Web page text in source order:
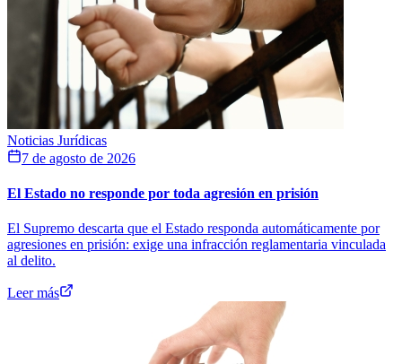
Noticias Jurídicas
7 de agosto de 2026
El Estado no responde por toda agresión en prisión
El Supremo descarta que el Estado responda automáticamente por
agresiones en prisión: exige una infracción reglamentaria vinculada
al delito.
Leer más